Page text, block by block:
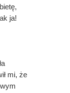
ja!
mi, że